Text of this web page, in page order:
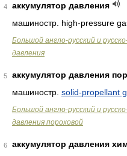
4
аккумулятор давления
машиностр. high-pressure
Большой англо-русский и
давления
5
аккумулятор давления
машиностр. solid-propellant
Большой англо-русский и
давления пороховой
6
аккумулятор давления